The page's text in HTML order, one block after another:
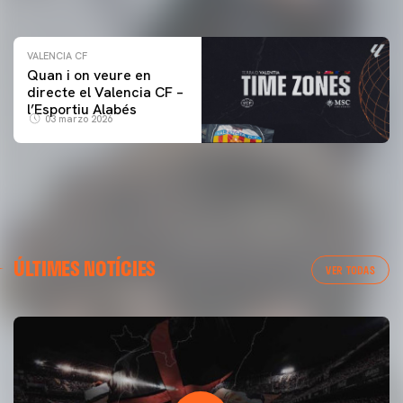
VALENCIA CF
Quan i on veure en
directe el Valencia CF –
l’Esportiu Alabés
03 marzo 2026
ÚLTIMES NOTÍCIES VER TODAS